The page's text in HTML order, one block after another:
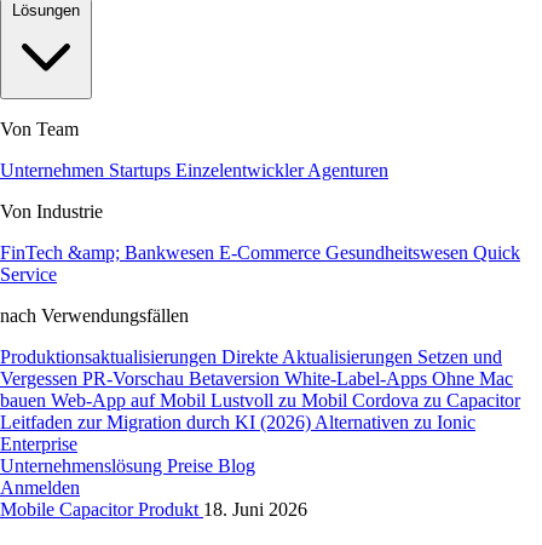
Lösungen
Von Team
Unternehmen Startups EinzelentwicklerAgenturen
Von Industrie
FinTech &amp; Bankwesen E-Commerce Gesundheitswesen Quick
Service
nach Verwendungsfällen
Produktionsaktualisierungen Direkte Aktualisierungen Setzen und
Vergessen PR-Vorschau Betaversion White-Label-Apps Ohne Mac
bauen Web-App auf Mobil Lustvoll zu Mobil Cordova zu Capacitor
Leitfaden zur Migration durch KI (2026) Alternativen zu Ionic
Enterprise
Unternehmenslösung Preise Blog
Anmelden
Mobile CapacitorProdukt 18. Juni 2026